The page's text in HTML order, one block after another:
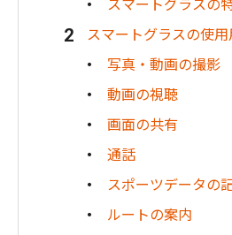
スマートグラスの
スマートグラスの使
写真・動画の撮影
動画の視聴
画面の共有
通話
スポーツデータの
ルートの案内